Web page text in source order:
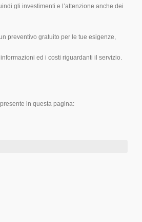
gli investimenti e l’attenzione anche dei
preventivo gratuito per le tue esigenze,
ed i costi riguardanti il servizio.
in questa pagina: